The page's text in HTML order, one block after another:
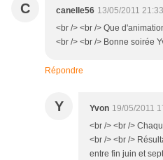
C canelle56 13/05/2011 21:33
<br /> <br /> Que
<br /> <br /> Bonne soirée
Répondre
Y Yvon 19/05/2011
<br /> <br />
<br /> <br />
entre fin juin et